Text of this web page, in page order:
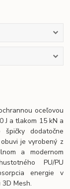
oceľovou
J a tlakom 15 kN a
dodatočne
je vyrobený z
a modernom
PU/PU
energie v
Mesh.